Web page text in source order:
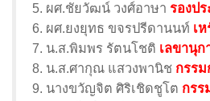
5. ผศ.ชัยวัฒน์ วงศ์อาษา รองป
6. ผศ.ยงยุทธ ขจรปรีดานนท์ เ
7. น.ส.พิมพร รัตนโชติ เลขานุก
8. น.ส.ศากุณ แสวงพานิช กรรม
9. นางขวัญจิต ศิริเชิดชูโต กรร